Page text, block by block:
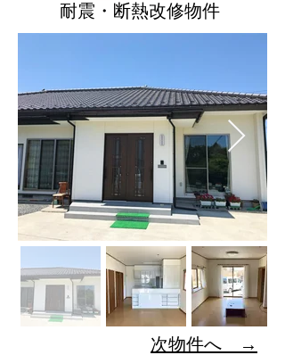
耐震・断熱改修物件
​次物件へ →